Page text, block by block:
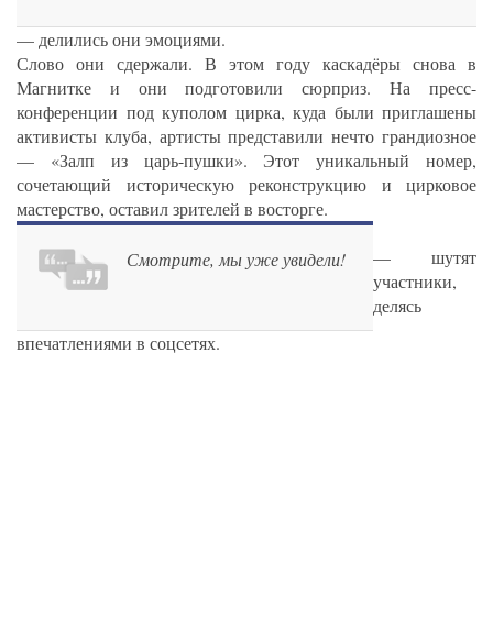
— делились они эмоциями.
Слово они сдержали. В этом году каскадёры снова в
Магнитке и они подготовили сюрприз. На пресс-
конференции под куполом цирка, куда были приглашены
активисты клуба, артисты представили нечто грандиозное
— «Залп из царь-пушки». Этот уникальный номер,
сочетающий историческую реконструкцию и цирковое
мастерство, оставил зрителей в восторге.
Смотрите, мы уже увидели!
— шутят
участники,
делясь
впечатлениями в соцсетях.